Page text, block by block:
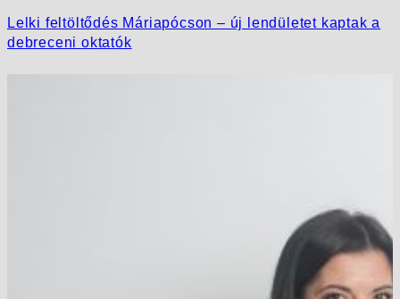
Lelki feltöltődés Máriapócson – új lendületet kaptak a
debreceni oktatók